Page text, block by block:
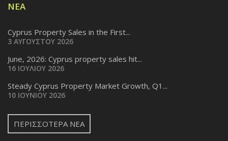
ΝΈΑ
Cyprus Property Sales in the First...
3 ΑΥΓΟΎΣΤΟΥ 2026
June, 2026: Cyprus property sales hit...
16 ΙΟΥΛΊΟΥ 2026
Steady Cyprus Property Market Growth, Q1...
10 ΙΟΥΝΊΟΥ 2026
ΠΕΡΙΣΣΌΤΕΡΑ ΝΈΑ